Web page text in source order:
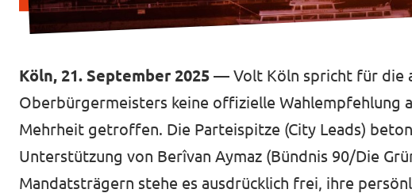
Köln, 21. September 2025 — Volt Köln spricht für die
Oberbürgermeisters keine offizielle Wahlempfehlung
Mehrheit getroffen. Die Parteispitze (City Leads)
Unterstützung von Berîvan Aymaz (Bündnis 90/Die
Mandatsträgern stehe es ausdrücklich frei, ihre